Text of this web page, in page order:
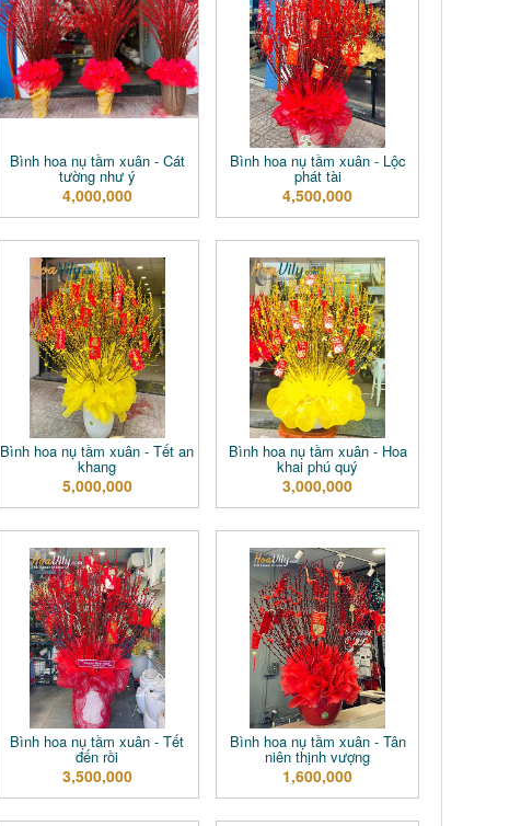
Bình hoa nụ tầm xuân - Cát
tường như ý
4,000,000
Bình hoa nụ tầm xuân - Lộc
phát tài
4,500,000
Bình hoa nụ tầm xuân - Tết an
khang
5,000,000
Bình hoa nụ tầm xuân - Hoa
khai phú quý
3,000,000
Bình hoa nụ tầm xuân - Tết
đến rồi
3,500,000
Bình hoa nụ tầm xuân - Tân
niên thịnh vượng
1,600,000